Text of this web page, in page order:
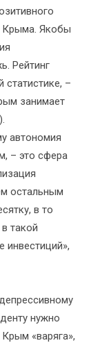
Крыма. Якобы
Рейтинг
–
занимает
автономия
– это сфера
остальным
в то
такой
инвестиций»,
нужно
«варяга»,